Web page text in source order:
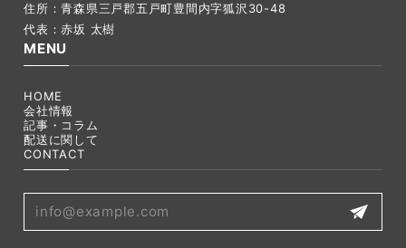
住所：青森県三戸郡五戸町豊間内字狐沢30-48
代表：赤坂 太樹
MENU
HOME
会社情報
記事・コラム
配送に関して
CONTACT